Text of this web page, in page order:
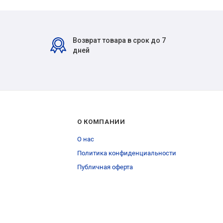
Возврат товара в срок до 7
дней
О КОМПАНИИ
О нас
Политика конфиденциальности
Публичная оферта